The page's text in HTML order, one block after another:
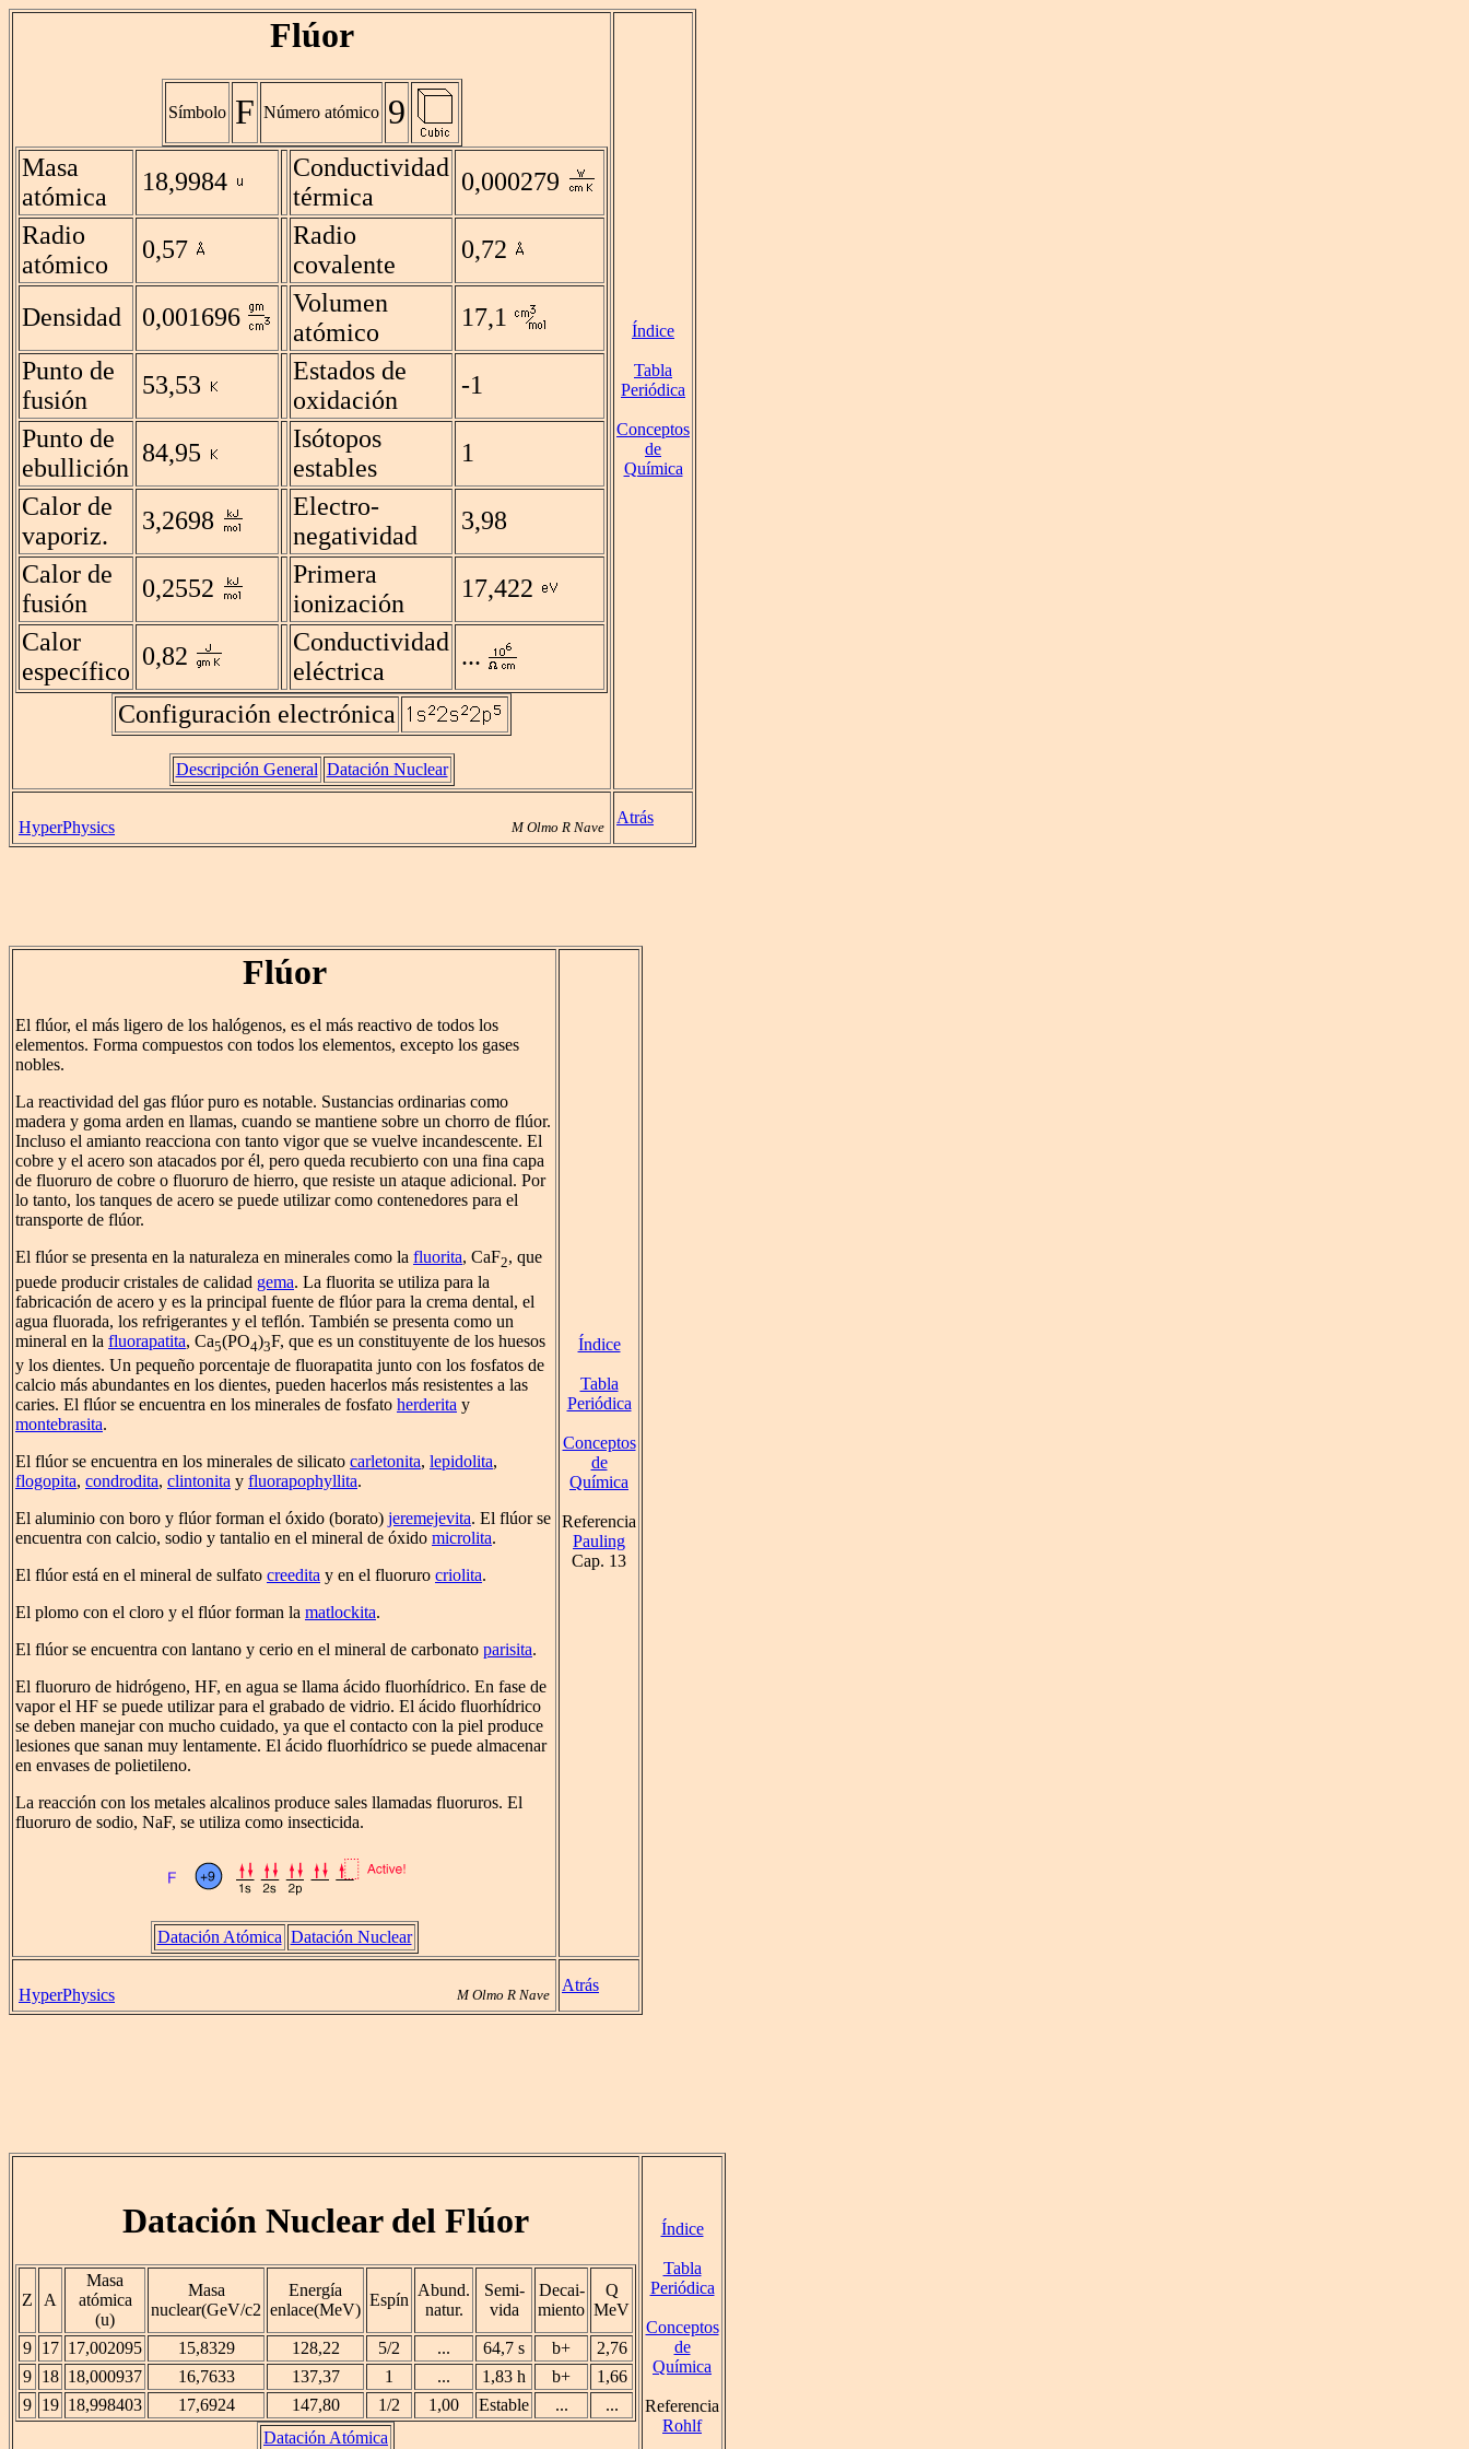
Flúor
Símbolo F Número atómico 9
Masa
atómica
18,9984
Conductividad
térmica
0,000279
Radio
atómico
0,57
Radio
covalente
0,72
Densidad 0,001696
Volumen
atómico
17,1
Punto de
fusión
53,53
Estados de
oxidación
-1
Punto de
ebullición
84,95
Isótopos
estables
1
Calor de
vaporiz.
3,2698
Electro-
negatividad
3,98
Calor de
fusión
0,2552
Primera
ionización
17,422
Calor
específico
0,82
Conductividad
eléctrica
...
Configuración electrónica
Descripción General Datación Nuclear
Índice
Tabla
Periódica
Conceptos
de
Química
HyperPhysics M Olmo R Nave
Atrás
Flúor
El flúor, el más ligero de los halógenos, es el más reactivo de todos los
elementos. Forma compuestos con todos los elementos, excepto los gases
nobles.
La reactividad del gas flúor puro es notable. Sustancias ordinarias como
madera y goma arden en llamas, cuando se mantiene sobre un chorro de flúor.
Incluso el amianto reacciona con tanto vigor que se vuelve incandescente. El
cobre y el acero son atacados por él, pero queda recubierto con una fina capa
de fluoruro de cobre o fluoruro de hierro, que resiste un ataque adicional. Por
lo tanto, los tanques de acero se puede utilizar como contenedores para el
transporte de flúor.
El flúor se presenta en la naturaleza en minerales como la fluorita, CaF2, que
puede producir cristales de calidad gema. La fluorita se utiliza para la
fabricación de acero y es la principal fuente de flúor para la crema dental, el
agua fluorada, los refrigerantes y el teflón. También se presenta como un
mineral en la fluorapatita, Ca5(PO4)3F, que es un constituyente de los huesos
y los dientes. Un pequeño porcentaje de fluorapatita junto con los fosfatos de
calcio más abundantes en los dientes, pueden hacerlos más resistentes a las
caries. El flúor se encuentra en los minerales de fosfato herderita y
montebrasita.
El flúor se encuentra en los minerales de silicato carletonita, lepidolita,
flogopita, condrodita, clintonita y fluorapophyllita.
El aluminio con boro y flúor forman el óxido (borato) jeremejevita. El flúor se
encuentra con calcio, sodio y tantalio en el mineral de óxido microlita.
El flúor está en el mineral de sulfato creedita y en el fluoruro criolita.
El plomo con el cloro y el flúor forman la matlockita.
El flúor se encuentra con lantano y cerio en el mineral de carbonato parisita.
El fluoruro de hidrógeno, HF, en agua se llama ácido fluorhídrico. En fase de
vapor el HF se puede utilizar para el grabado de vidrio. El ácido fluorhídrico
se deben manejar con mucho cuidado, ya que el contacto con la piel produce
lesiones que sanan muy lentamente. El ácido fluorhídrico se puede almacenar
en envases de polietileno.
La reacción con los metales alcalinos produce sales llamadas fluoruros. El
fluoruro de sodio, NaF, se utiliza como insecticida.
Datación Atómica Datación Nuclear
Índice
Tabla
Periódica
Conceptos
de
Química
Referencia
Pauling
Cap. 13
HyperPhysics M Olmo R Nave
Atrás
Datación Nuclear del Flúor
Z A
Masa
atómica
(u)
Masa
nuclear(GeV/c2
Energía
enlace(MeV)
Espín
Abund.
natur.
Semi-
vida
Decai-
miento
Q
MeV
9 17 17,002095 15,8329 128,22 5/2 ... 64,7 s b+
2,76
9 18 18,000937 16,7633 137,37 1 ... 1,83 h b+
1,66
9 19 18,998403 17,6924 147,80 1/2 1,00 Estable ...
...
Datación Atómica
Índice
Tabla
Periódica
Conceptos
de
Química
Referencia
Rohlf